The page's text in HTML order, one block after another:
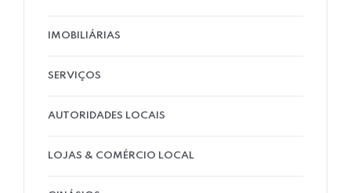
IMOBILIÁRIAS
SERVIÇOS
AUTORIDADES LOCAIS
LOJAS & COMÉRCIO LOCAL